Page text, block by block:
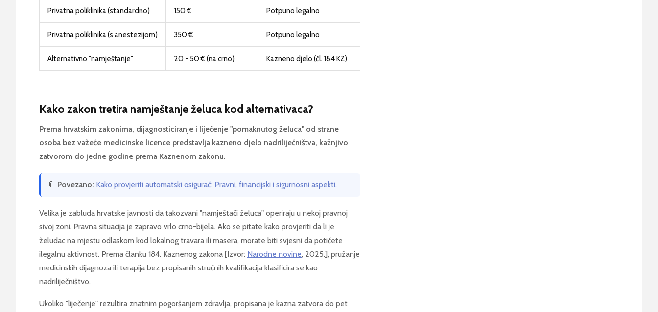
Privatna poliklinika (standardno) 150 € Potpuno legalno
Privatna poliklinika (s anestezijom) 350 € Potpuno legalno
Alternativno "namještanje" 20 - 50 € (na crno) Kazneno djelo (čl. 184 KZ)
Kako zakon tretira namještanje želuca kod alternativaca?
Prema hrvatskim zakonima, dijagnosticiranje i liječenje "pomaknutog želuca" od strane
osoba bez važeće medicinske licence predstavlja kazneno djelo nadriliječništva, kažnjivo
zatvorom do jedne godine prema Kaznenom zakonu.
📎 Povezano: Kako provjeriti automatski osigurač: Pravni, financijski i sigurnosni aspekti.
Velika je zabluda hrvatske javnosti da takozvani "namještači želuca" operiraju u nekoj pravnoj
sivoj zoni. Pravna situacija je zapravo vrlo crno-bijela. Ako se pitate kako provjeriti da li je
želudac na mjestu odlaskom kod lokalnog travara ili masera, morate biti svjesni da potičete
ilegalnu aktivnost. Prema članku 184. Kaznenog zakona [Izvor: Narodne novine, 2025.], pružanje
medicinskih dijagnoza ili terapija bez propisanih stručnih kvalifikacija klasificira se kao
nadriliječništvo.
Ukoliko "liječenje" rezultira znatnim pogoršanjem zdravlja, propisana je kazna zatvora do pet